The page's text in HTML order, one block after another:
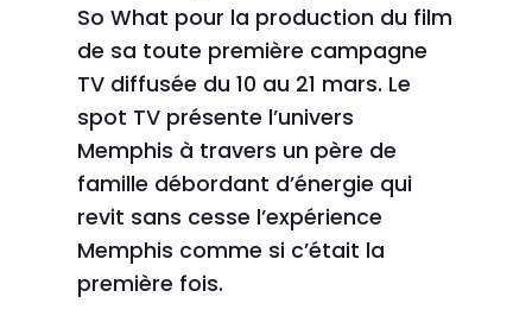
So What pour la production du film
de sa toute première campagne
TV diffusée du 10 au 21 mars. Le
spot TV présente l’univers
Memphis à travers un père de
famille débordant d’énergie qui
revit sans cesse l’expérience
Memphis comme si c’était la
première fois.